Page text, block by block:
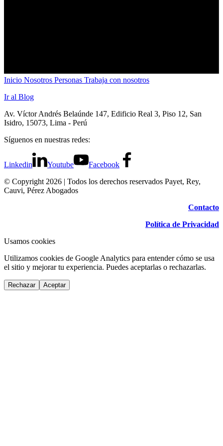
Inicio Nosotros Personas Trabaja con nosotros
Ir al Blog
Av. Víctor Andrés Belaúnde 147, Edificio Real 3, Piso 12, San
Isidro, 15073, Lima - Perú
Síguenos en nuestras redes:
Linkedin Youtube
Facebook
© Copyright 2026 | Todos los derechos reservados Payet, Rey,
Cauvi, Pérez Abogados
Contacto
Política de Privacidad
Usamos cookies
Utilizamos cookies de Google Analytics para entender cómo se usa
el sitio y mejorar tu experiencia. Puedes aceptarlas o rechazarlas.
Rechazar Aceptar